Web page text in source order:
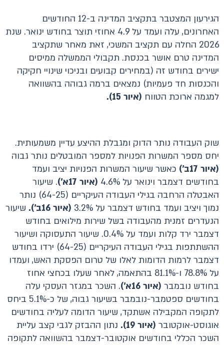
הגירעון המצטבר בתקציב המדינה ב-12 החודשים
האחרונים, עלה ועמד על 4.9 אחוזי תוצר בחודש ינואר. שנת
2026 החלה עם תקציב המשכי, זאת מאחר שתקציב
המדינה טרם אושר בכנסת. תקבולי הממשלה ממיסים
ישירים בחודש זה (במחירים קבועים ובניכוי שינויי חקיקה
והכנסות חד פעמיות) נמצאים ברמה גבוהה בהשוואה
למגמה ארוכת הטווח (איור 15).
שוק העבודה נותר הדוק ומגבלת ההיצע עדיין משמעותית.
יחס מספר המשרות הפנויות למספר המובטלים נותר גבוה
(איור 17ב')
כאשר שיעור המשרות הפנויות יציב ועמד
בחודשים דצמבר וינואר על 4.6%
(איור 17א')
. שיעור
האבטלה הרחבה בגילי העבודה העיקריים (64-25) נותר
נמוך ויציב ועמד בחודש דצמבר על 3.2%
(איור 16ב').
שיעור
הנעדרים זמנית מהעבודה בשל שירות מילואים בחודש
דצמבר ירד קלות ועמד על 0.4%. שיעור התעסוקה ושיעור
ההשתתפות בגילי העבודה העיקריים (64-25) ירדו בחודש
דצמבר לרמות הדומות לאלו של טרום הפסקת האש, ועמדו
על 78.8% ו-81.1% בהתאמה, לאחר שעלו בכחצי אחוז
בחודש נובמבר (איור 16א')
. השכר במגזר העסקי עלה
בחודשים ספטמבר-נובמבר בשיעור גבוה, של כ-5.1% ביחס
לתקופה המקבילה אשתקד, שיעור הדומה לעליה בחודשים
אוגוסט-אוקטובר (איור 19).
נתון ההבזק לגבי קצב עליית
השכר הכללי בחודשים אוקטובר-דצמבר בהשוואה לתקופה